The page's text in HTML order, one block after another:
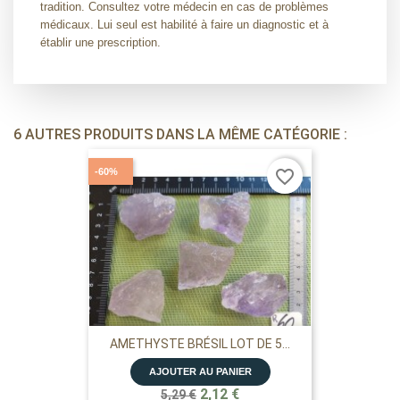
tradition. Consultez votre médecin en cas de problèmes
médicaux. Lui seul est habilité à faire un diagnostic et à
établir une prescription.
6 AUTRES PRODUITS DANS LA MÊME CATÉGORIE :
AMETHYSTE BRÉSIL LOT DE 5...
AJOUTER AU PANIER
5,29 € 2,12 €
-60% favorite_border